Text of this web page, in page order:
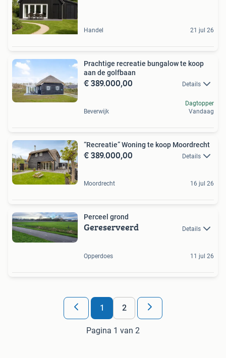
Handel 21 jul 26
Prachtige recreatie bungalow te koop
aan de golfbaan
€ 389.000,00 Details
Beverwijk
Dagtopper
Vandaag
“Recreatie” Woning te koop Moordrecht
€ 389.000,00 Details
Moordrecht 16 jul 26
Perceel grond
Gereserveerd Details
Opperdoes 11 jul 26
1 2
Pagina 1 van 2